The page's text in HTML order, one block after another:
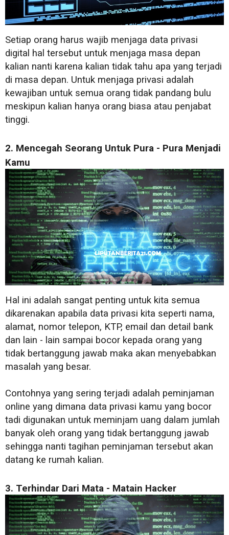
Setiap orang harus wajib menjaga data privasi
digital hal tersebut untuk menjaga masa depan
kalian nanti karena kalian tidak tahu apa yang terjadi
di masa depan. Untuk menjaga privasi adalah
kewajiban untuk semua orang tidak pandang bulu
meskipun kalian hanya orang biasa atau penjabat
tinggi.
2. Mencegah Seorang Untuk Pura - Pura Menjadi
Kamu
Hal ini adalah sangat penting untuk kita semua
dikarenakan apabila data privasi kita seperti nama,
alamat, nomor telepon, KTP, email dan detail bank
dan lain - lain sampai bocor kepada orang yang
tidak bertanggung jawab maka akan menyebabkan
masalah yang besar.
Contohnya yang sering terjadi adalah peminjaman
online yang dimana data privasi kamu yang bocor
tadi digunakan untuk meminjam uang dalam jumlah
banyak oleh orang yang tidak bertanggung jawab
sehingga nanti tagihan peminjaman tersebut akan
datang ke rumah kalian.
3. Terhindar Dari Mata - Matain Hacker